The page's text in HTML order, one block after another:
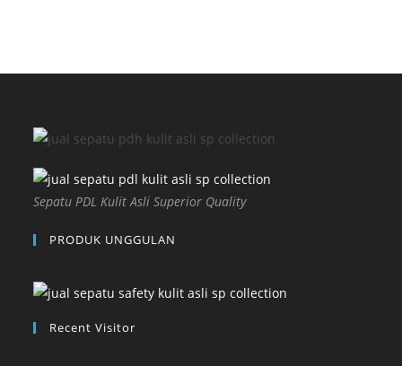
Sepatu PDL Kulit Asli Superior Quality
PRODUK UNGGULAN
Recent Visitor